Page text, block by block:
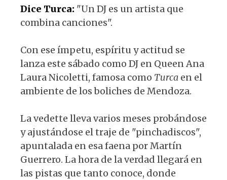
Dice Turca: "Un DJ es un artista que
combina canciones".
Con ese ímpetu, espíritu y actitud se
lanza este sábado como DJ en Queen Ana
Laura Nicoletti, famosa como Turca en el
ambiente de los boliches de Mendoza.
La vedette lleva varios meses probándose
y ajustándose el traje de "pinchadiscos",
apuntalada en esa faena por Martín
Guerrero. La hora de la verdad llegará en
las pistas que tanto conoce, donde